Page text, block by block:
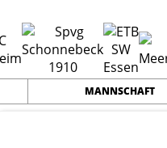
MANNSCHAFT